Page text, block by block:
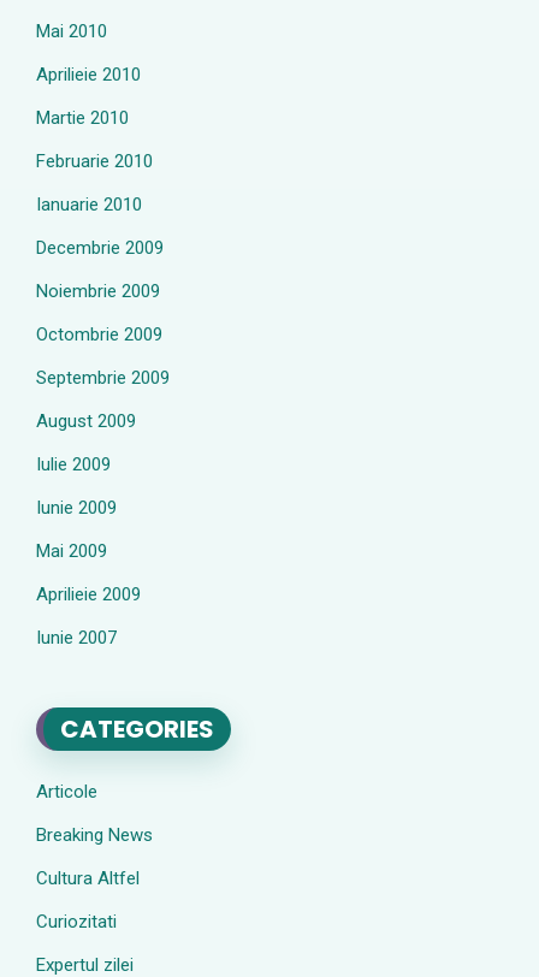
Mai 2010
Aprilieie 2010
Martie 2010
Februarie 2010
Ianuarie 2010
Decembrie 2009
Noiembrie 2009
Octombrie 2009
Septembrie 2009
August 2009
Iulie 2009
Iunie 2009
Mai 2009
Aprilieie 2009
Iunie 2007
CATEGORIES
Articole
Breaking News
Cultura Altfel
Curiozitati
Expertul zilei